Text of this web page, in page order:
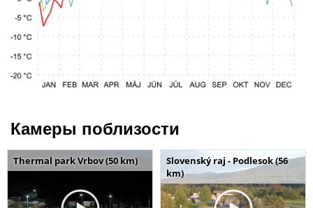
Камеры поблизости
Thermal park Vrbov (50 km)
Slovenský raj - Podlesok (56
km)